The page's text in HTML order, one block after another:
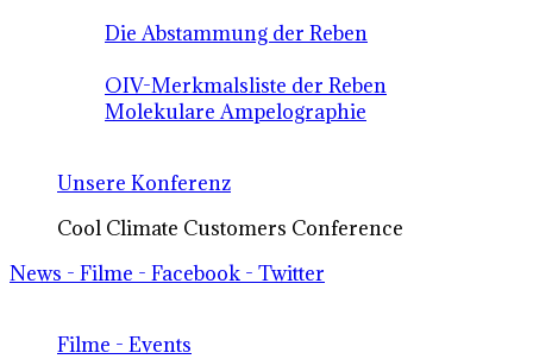
Die Abstammung der Reben
OIV-Merkmalsliste der Reben
Molekulare Ampelographie
Unsere Konferenz
Cool Climate Customers Conference
News - Filme - Facebook - Twitter
Filme - Events